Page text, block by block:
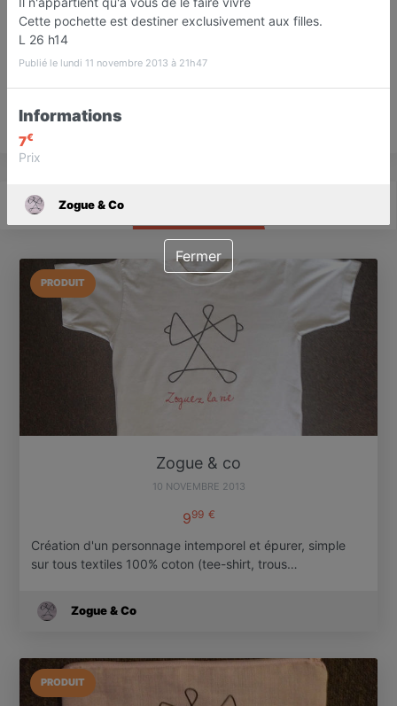
Favori Contacter
Actualité
PRODUIT
Zogue & co
10 NOVEMBRE 2013
999 €
Création d'un personnage intemporel et épurer, simple
sur tous textiles 100% coton (tee-shirt, trous…
Zogue & Co
PRODUIT
Cette pochette est destiner exclusivement aux filles.
L 26 h14
Publié le lundi 11 novembre 2013 à 21h47
Informations
7€
Prix
Zogue & Co
Fermer